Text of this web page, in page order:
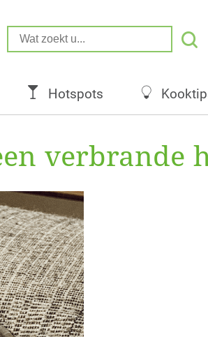
Hotspots
verbrande